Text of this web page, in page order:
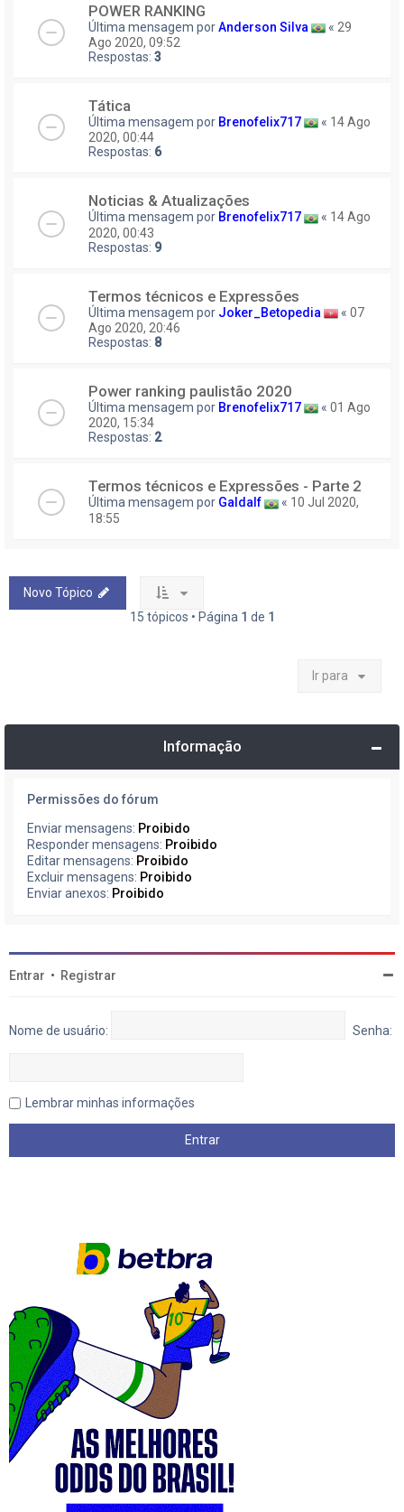
POWER RANKING
Última mensagem porAnderson Silva « 29
Ago 2020, 09:52
Respostas: 3
Tática
Última mensagem por Brenofelix717 « 14 Ago
2020, 00:44
Respostas: 6
Noticias & Atualizações
Última mensagem por Brenofelix717 « 14 Ago
2020, 00:43
Respostas: 9
Termos técnicos e Expressões
Última mensagem por Joker_Betopedia « 07
Ago 2020, 20:46
Respostas: 8
Power ranking paulistão 2020
Última mensagem por Brenofelix717 « 01 Ago
2020, 15:34
Respostas: 2
Termos técnicos e Expressões - Parte 2
Última mensagem por Galdalf « 10 Jul 2020,
18:55
Novo Tópico
15 tópicos • Página 1 de 1
Ir para
Informação
Permissões do fórum
Enviar mensagens: Proibido
Responder mensagens: Proibido
Editar mensagens: Proibido
Excluir mensagens: Proibido
Enviar anexos: Proibido
Entrar • Registrar
Nome de usuário: Senha:
Lembrar minhas informações